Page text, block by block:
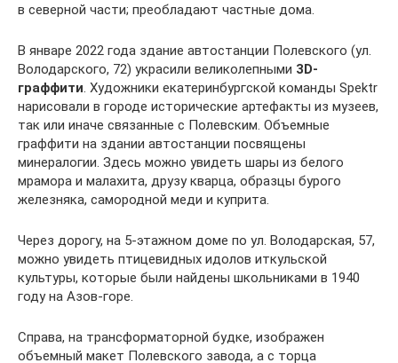
в северной части; преобладают частные дома.
В январе 2022 года здание автостанции Полевского (ул.
Володарского, 72) украсили великолепными 3D-
граффити. Художники екатеринбургской команды Spektr
нарисовали в городе исторические артефакты из музеев,
так или иначе связанные с Полевским. Объемные
граффити на здании автостанции посвящены
минералогии. Здесь можно увидеть шары из белого
мрамора и малахита, друзу кварца, образцы бурого
железняка, самородной меди и куприта.
Через дорогу, на 5-этажном доме по ул. Володарская, 57,
можно увидеть птицевидных идолов иткульской
культуры, которые были найдены школьниками в 1940
году на Азов-горе.
Справа, на трансформаторной будке, изображен
объемный макет Полевского завода, а с торца